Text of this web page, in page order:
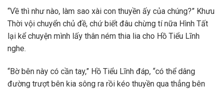
“Về thì như nào, làm sao xài con thuyền ấy của chúng?” Khưu
Thời vội chuyển chủ đề, chứ biết đâu chừng tí nữa Hình Tất
lại kể chuyện mình lấy thân ném thia lia cho Hồ Tiểu Lĩnh
nghe.
“Bờ bên này có cần tay,” Hồ Tiểu Lĩnh đáp, “có thể dâng
đường trượt bên kia sông ra rồi kéo thuyền qua thẳng bên